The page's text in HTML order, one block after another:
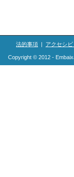
法的事項 | アクセシ
Copyright © 2012 -